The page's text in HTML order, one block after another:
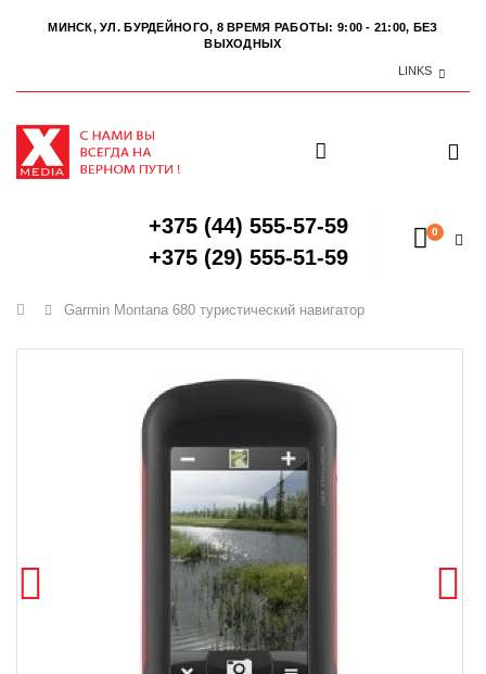
МИНСК, УЛ. БУРДЕЙНОГО, 8 ВРЕМЯ РАБОТЫ: 9:00 - 21:00, БЕЗ
ВЫХОДНЫХ
LINKS
+375 (44) 555-57-59
+375 (29) 555-51-59
0
Главная
Garmin Montana 680 туристический навигатор